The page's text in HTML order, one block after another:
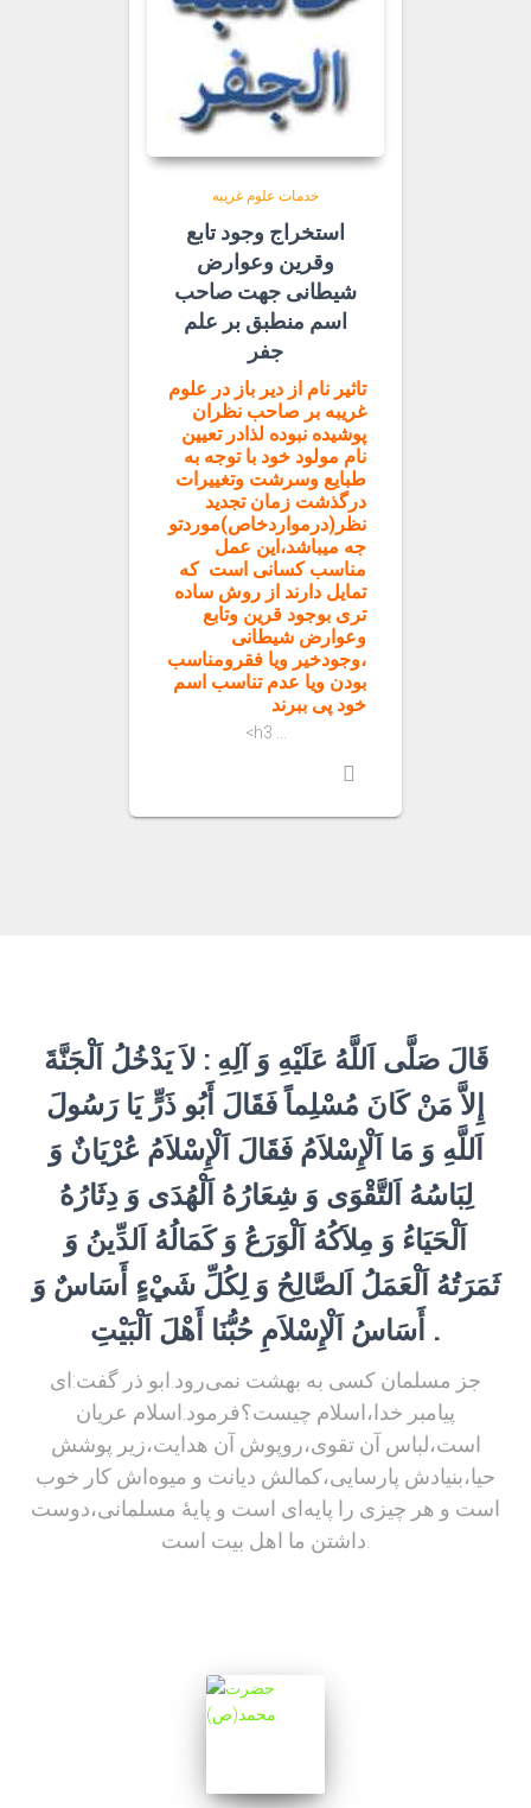
خدمات علوم غریبه
استخراج وجود تابع
وقرین وعوارض
شیطانی جهت صاحب
اسم منطبق بر علم
جفر
تاثیر نام از دیر باز در علوم
غریبه بر صاحب نظران
پوشیده نبوده لذادر تعیین
نام مولود خود با توجه به
طبایع وسرشت وتغییرات
درگذشت زمان تجدید
نظر(درمواردخاص)موردتو
جه میباشد،این عمل
مناسب کسانی است که
تمایل دارند از روش ساده
تری بوجود قرین وتابع
وعوارض شیطانی
،وجودخیر ویا فقرومناسب
بودن ویا عدم تناسب اسم
خود پی ببرند
<h3 ...
قَالَ صَلَّى اَللَّهُ عَلَيْهِ وَ آلِهِ : لاَ يَدْخُلُ اَلْجَنَّةَ
إِلاَّ مَنْ كَانَ مُسْلِماً فَقَالَ أَبُو ذَرٍّ يَا رَسُولَ
اَللَّهِ وَ مَا اَلْإِسْلاَمُ فَقَالَ اَلْإِسْلاَمُ عُرْيَانٌ وَ
لِبَاسُهُ اَلتَّقْوَى وَ شِعَارُهُ اَلْهُدَى وَ دِثَارُهُ
اَلْحَيَاءُ وَ مِلاَكُهُ اَلْوَرَعُ وَ كَمَالُهُ اَلدِّينُ وَ
ثَمَرَتُهُ اَلْعَمَلُ اَلصَّالِحُ وَ لِكُلِّ شَيْءٍ أَسَاسٌ وَ
أَسَاسُ اَلْإِسْلاَمِ حُبُّنَا أَهْلَ اَلْبَيْتِ .
جز مسلمان كسى به بهشت نمى‌رود.ابو ذر گفت:اى
پيامبر خدا،اسلام چيست‌؟فرمود:اسلام عريان
است،لباس آن تقوى،روپوش آن هدايت،زير پوشش
حيا،بنيادش پارسايى،كمالش ديانت و ميوه‌اش كار خوب
است و هر چيزى را پايه‌اى است و پايۀ مسلمانى،دوست